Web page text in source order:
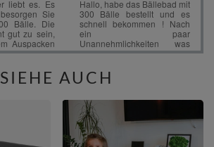
SIEHE AUCH